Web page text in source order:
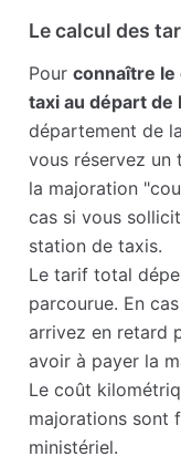
Le calcul des
Pourconnaître
taxi au départ de
département de
vous réservez un
la majoration
cas si vous
station de taxis.
Le tarif total
parcourue. En
arrivez en retard
avoir à payer la
Le coût
majorations sont
ministériel.